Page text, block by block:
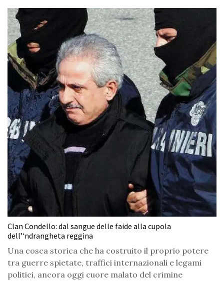
Clan Condello: dal sangue delle faide alla cupola
dell’‘ndrangheta reggina
Una cosca storica che ha costruito il proprio potere
tra guerre spietate, traffici internazionali e legami
politici, ancora oggi cuore malato del crimine